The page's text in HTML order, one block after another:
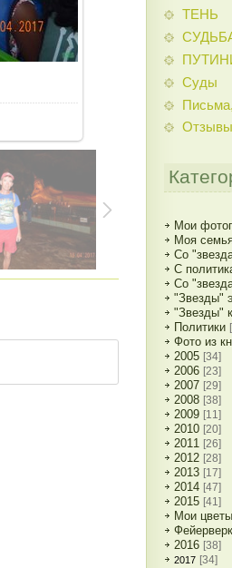
ТЕНЬ
Суды
Отзывы
Мои
Моя
Со
С
Со
"Звезды"
"Звезды"
Политики
Фото из
2005 [34]
2006 [23]
2007 [29]
2008 [38]
2009 [11]
2010 [20]
2011 [26]
2012 [28]
2013 [17]
2014 [47]
2015 [41]
Мои цветы
2016 [38]
2017 [34]